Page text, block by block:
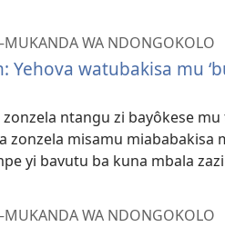
WA NDONGOKOLO
Yehova watubakisa mu
ntangu zi bayôkese mu
zonzela misamu miababakisa
yi bavutu ba kuna mbala
WA NDONGOKOLO